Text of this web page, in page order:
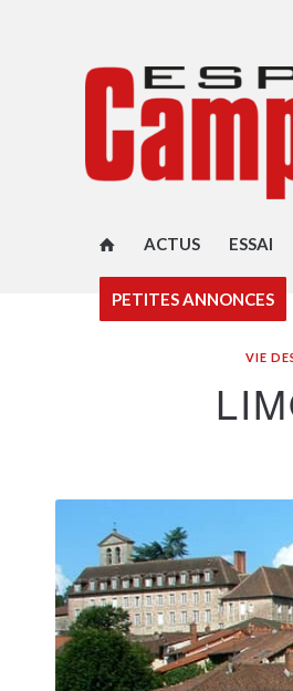
ACTUS ESSAI
PETITES ANNONCES
VIE